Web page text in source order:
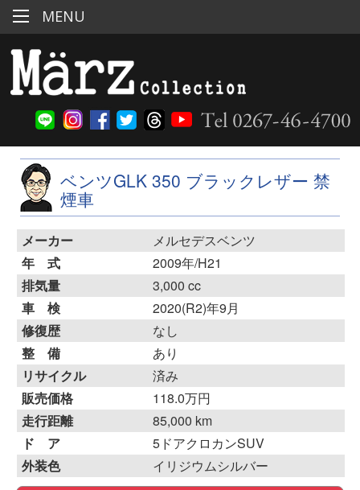
ベンツGLK 350 ブラックレザー 禁
煙車
メーカー
メルセデスベンツ
年 式
2009年/H21
排気量
3,000 cc
車 検
2020(R2)年9月
修復歴
なし
整 備
あり
リサイクル
済み
販売価格
118.0万円
走行距離
85,000 km
ド ア
5ドアクロカンSUV
外装色
イリジウムシルバー
MENU